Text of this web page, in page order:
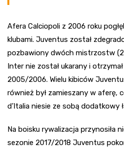
Afera Calciopoli z 2006 roku
klubami. Juventus został
pozbawiony dwóch mistrzostw
Inter nie został ukarany i
2005/2006. Wielu kibiców
również był zamieszany w aferę,
d’Italia niesie ze sobą dodatkowy
Na boisku rywalizacja przynosiła
sezonie 2017/2018 Juventus